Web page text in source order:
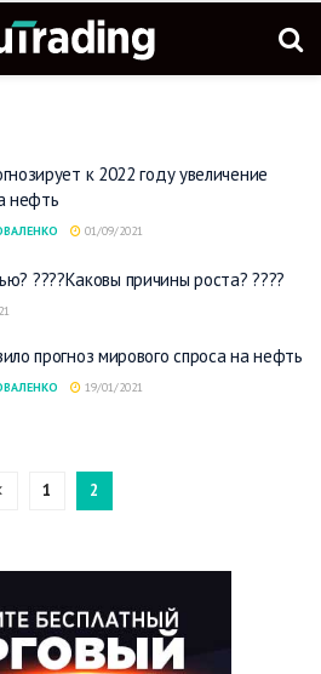
к 2022 году увеличение
нефть
01/09/2021
????Каковы причины роста? ????
прогноз мирового спроса на нефть
19/01/2021
1 2